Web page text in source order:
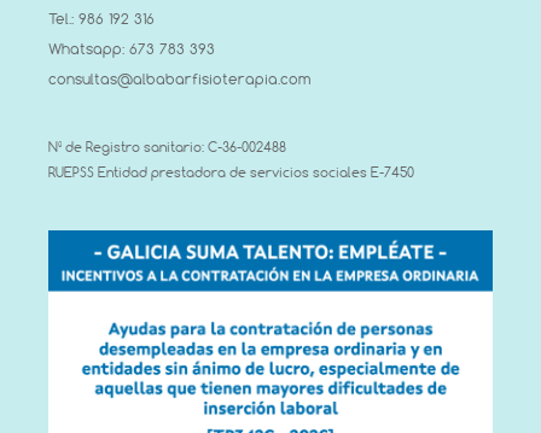
Tel.: 986 192 316
Whatsapp: 673 783 393
consultas@albabarfisioterapia.com
Nº de Registro sanitario: C-36-002488
RUEPSS Entidad prestadora de servicios sociales E-7450